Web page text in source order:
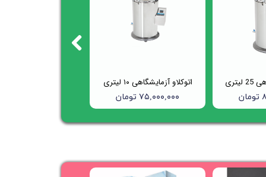
اتوکلاو آزمایشگاهی ۱۰ لیتری
۷۵,۰۰۰,۰۰۰ تومان